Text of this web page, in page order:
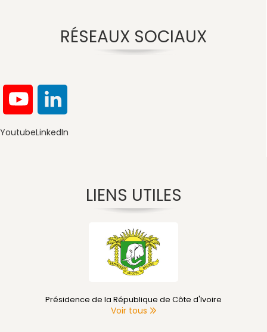
RÉSEAUX SOCIAUX
YoutubeLinkedIn
LIENS UTILES
Présidence de la République de Côte d'Ivoire
Voir tous